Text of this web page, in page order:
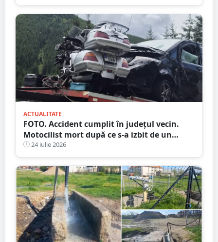
ACTUALITATE
FOTO. Accident cumplit în județul vecin.
Motocilist mort după ce s-a izbit de un
copac și un microbuz
24 iulie 2026